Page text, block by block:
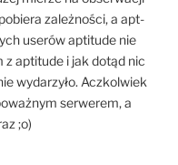
zależności, a apt-
userów aptitude nie
z aptitude i jak dotąd nic
wydarzyło. Aczkolwiek
serwerem, a
;o)